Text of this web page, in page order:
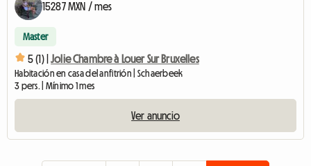
15287 MXN / mes
Master
5 (1) | Jolie Chambre à Louer Sur Bruxelles
Habitación en casa del anfitrión | Schaerbeek
3 pers. | Mínimo 1 mes
Ver anuncio